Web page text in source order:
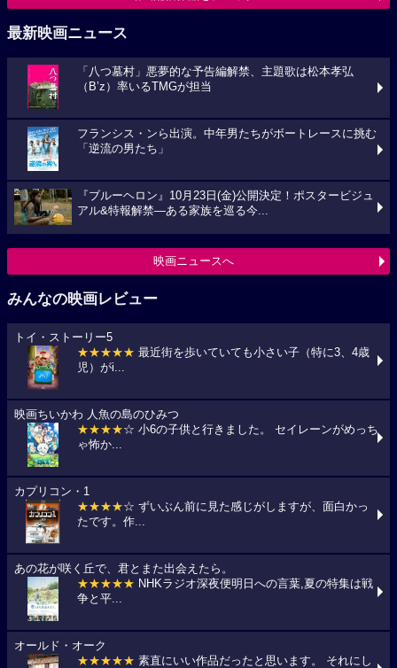
最新映画ニュース
「八つ墓村」悪夢的な予告編解禁、主題歌は松本孝弘
（B’z）率いるTMGが担当
フランシス・ンら出演。中年男たちがボートレースに挑む
「逆流の男たち」
『ブルーヘロン』10月23日(金)公開決定！ポスタービジュ
アル&特報解禁―ある家族を巡る今...
映画ニュースへ
みんなの映画レビュー
トイ・ストーリー5
★★★★★ 最近街を歩いていても小さい子（特に3、4歳
児）がi...
映画ちいかわ 人魚の島のひみつ
★★★★☆ 小6の子供と行きました。 セイレーンがめっち
ゃ怖か...
カプリコン・1
★★★★☆ ずいぶん前に見た感じがしますが、面白かっ
たです。作...
あの花が咲く丘で、君とまた出会えたら。
★★★★★ NHKラジオ深夜便明日への言葉,夏の特集は戦
争と平...
オールド・オーク
★★★★★ 素直にいい作品だったと思います。 それにし